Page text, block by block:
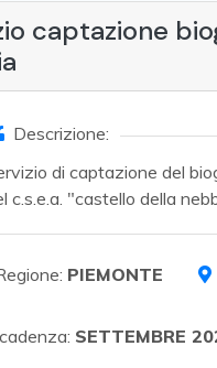
captazione
Descrizione:
di captazione del
c.s.e.a. "castello della
PIEMONTE
SETTEMBRE